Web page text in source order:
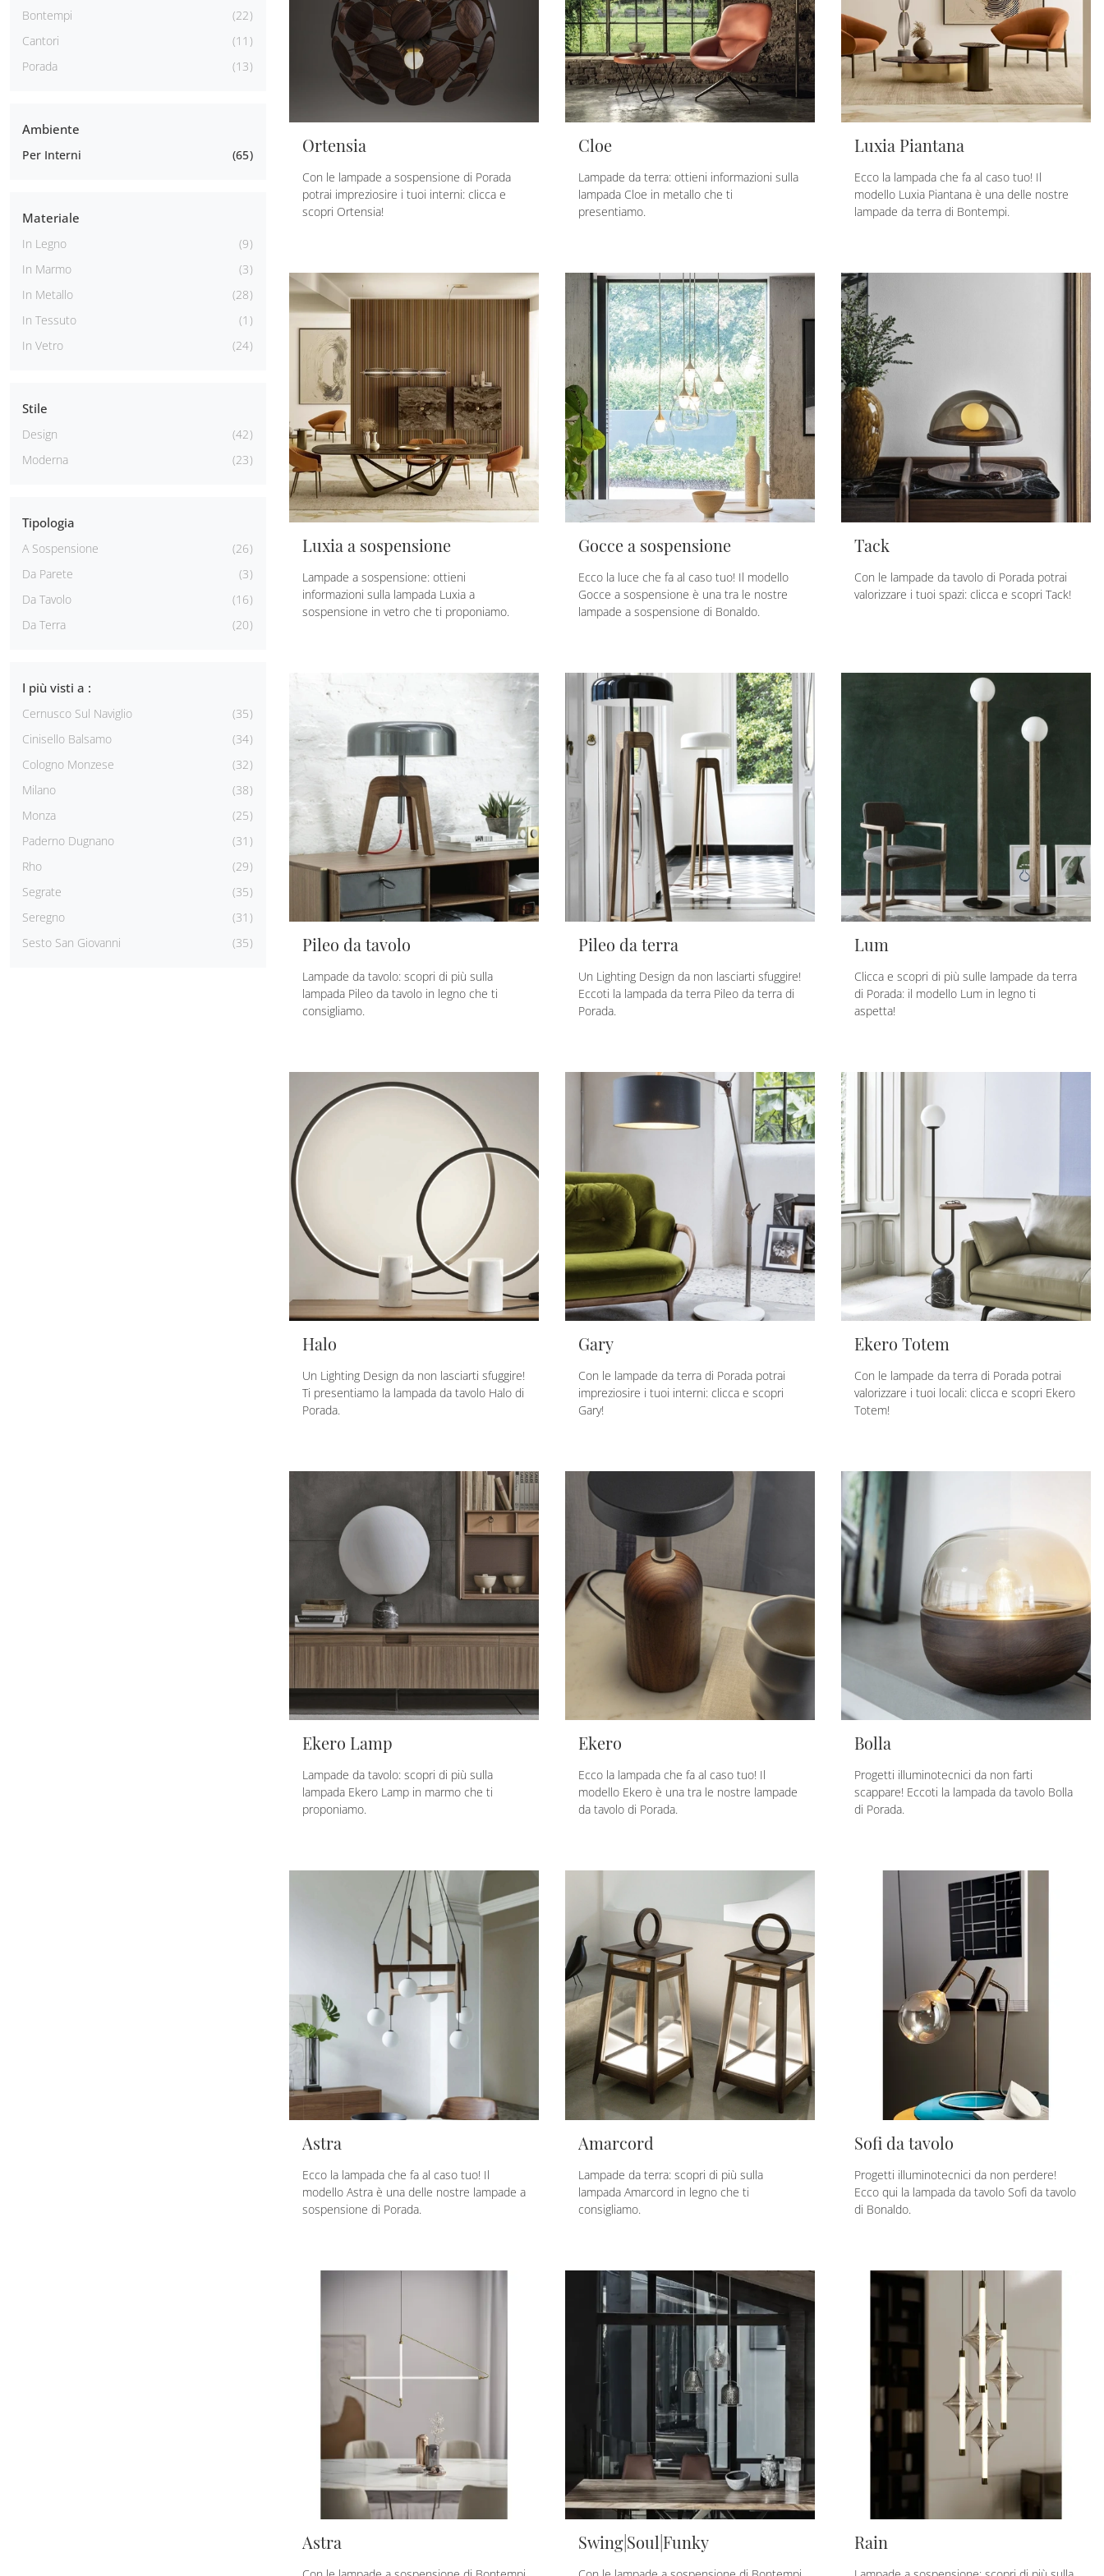
Bontempi
22
Cantori
11
Porada
13
Ambiente
Per Interni 65
Materiale
In Legno
9
In Marmo
3
In Metallo
28
In Tessuto
1
In Vetro
24
Stile
Design
42
Moderna
23
Tipologia
A Sospensione
26
Da Parete
3
Da Tavolo
16
Da Terra
20
I più visti a :
Cernusco Sul Naviglio
35
Cinisello Balsamo
34
Cologno Monzese
32
Milano
38
Monza
25
Paderno Dugnano
31
Rho
29
Segrate
35
Seregno
31
Sesto San Giovanni
35
Ortensia
Con le lampade a sospensione di Porada
potrai impreziosire i tuoi interni: clicca e
scopri Ortensia!
Cloe
Lampade da terra: ottieni informazioni sulla
lampada Cloe in metallo che ti
presentiamo.
Luxia Piantana
Ecco la lampada che fa al caso tuo! Il
modello Luxia Piantana è una delle nostre
lampade da terra di Bontempi.
Luxia a sospensione
Lampade a sospensione: ottieni
informazioni sulla lampada Luxia a
sospensione in vetro che ti proponiamo.
Gocce a sospensione
Ecco la luce che fa al caso tuo! Il modello
Gocce a sospensione è una tra le nostre
lampade a sospensione di Bonaldo.
Tack
Con le lampade da tavolo di Porada potrai
valorizzare i tuoi spazi: clicca e scopri Tack!
Pileo da tavolo
Lampade da tavolo: scopri di più sulla
lampada Pileo da tavolo in legno che ti
consigliamo.
Pileo da terra
Un Lighting Design da non lasciarti sfuggire!
Eccoti la lampada da terra Pileo da terra di
Porada.
Lum
Clicca e scopri di più sulle lampade da terra
di Porada: il modello Lum in legno ti
aspetta!
Halo
Un Lighting Design da non lasciarti sfuggire!
Ti presentiamo la lampada da tavolo Halo di
Porada.
Gary
Con le lampade da terra di Porada potrai
impreziosire i tuoi interni: clicca e scopri
Gary!
Ekero Totem
Con le lampade da terra di Porada potrai
valorizzare i tuoi locali: clicca e scopri Ekero
Totem!
Ekero Lamp
Lampade da tavolo: scopri di più sulla
lampada Ekero Lamp in marmo che ti
proponiamo.
Ekero
Ecco la lampada che fa al caso tuo! Il
modello Ekero è una tra le nostre lampade
da tavolo di Porada.
Bolla
Progetti illuminotecnici da non farti
scappare! Eccoti la lampada da tavolo Bolla
di Porada.
Astra
Ecco la lampada che fa al caso tuo! Il
modello Astra è una delle nostre lampade a
sospensione di Porada.
Amarcord
Lampade da terra: scopri di più sulla
lampada Amarcord in legno che ti
consigliamo.
Sofi da tavolo
Progetti illuminotecnici da non perdere!
Ecco qui la lampada da tavolo Sofi da tavolo
di Bonaldo.
Astra Swing|Soul|Funky Rain